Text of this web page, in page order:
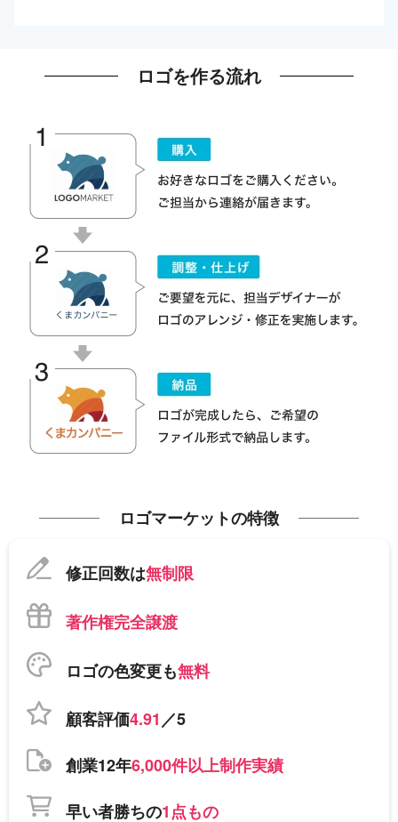
ロゴを作る流れ
ロゴマーケットの特徴
修正回数は無制限
著作権完全譲渡
ロゴの色変更も無料
顧客評価4.91／5
創業12年6,000件以上制作実績
早い者勝ちの1点もの